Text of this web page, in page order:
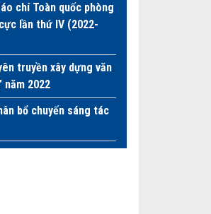
chí Toàn quốc phòng
lần thứ IV (2022-
truyền xây dựng văn
năm 2022
bổ chuyến sáng tác